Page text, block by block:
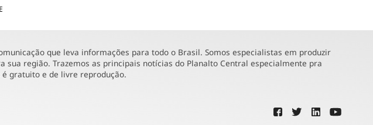
que leva informações para todo o Brasil. Somos especialistas em produzir
sua região. Trazemos as principais notícias do Planalto Central especialmente pra
é gratuito e de livre reprodução.